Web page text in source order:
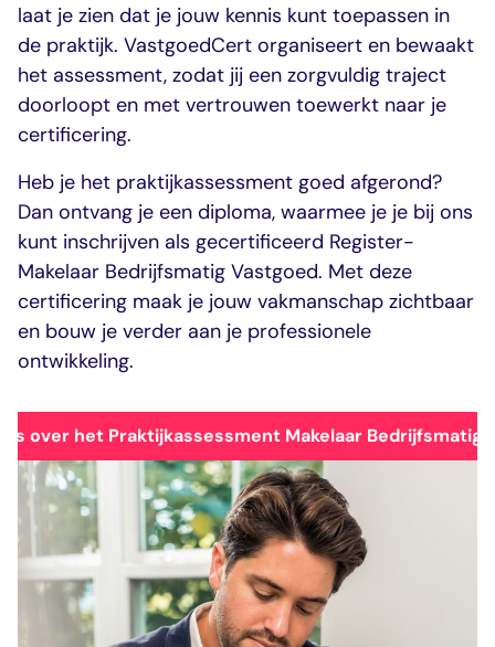
laat je zien dat je jouw kennis kunt toepassen in
de praktijk. VastgoedCert organiseert en bewaakt
het assessment, zodat jij een zorgvuldig traject
doorloopt en met vertrouwen toewerkt naar je
certificering.
Heb je het praktijkassessment goed afgerond?
Dan ontvang je een diploma, waarmee je je bij ons
kunt inschrijven als gecertificeerd Register-
Makelaar Bedrijfsmatig Vastgoed. Met deze
certificering maak je jouw vakmanschap zichtbaar
en bouw je verder aan je professionele
ontwikkeling.
over het Praktijkassessment Makelaar Bedrijfsmatig